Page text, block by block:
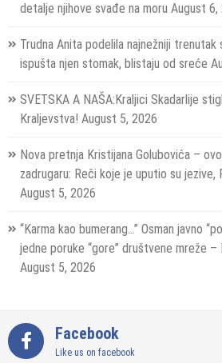
detalje njihove svađe na moru August 6,
Trudna Anita podelila najnežniji trenutak
ispušta njen stomak, blistaju od sreće
SVETSKA A NAŠA:Kraljici Skadarlije
Kraljevstva! August 5, 2026
Nova pretnja Kristijana Golubovića –
zadrugaru: Reči koje je uputio su
August 5, 2026
“Karma kao bumerang…” Osman javno
jedne poruke “gore” društvene mreže
August 5, 2026
Facebook
Like us on facebook